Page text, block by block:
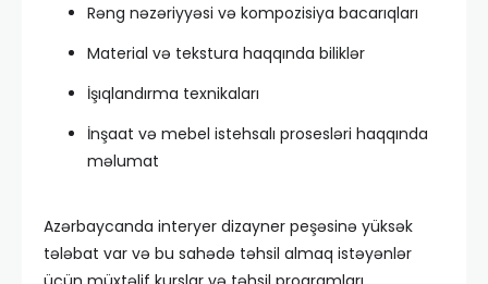
Rəng nəzəriyyəsi və kompozisiya bacarıqları
Material və tekstura haqqında biliklər
İşıqlandırma texnikaları
İnşaat və mebel istehsalı prosesləri haqqında
məlumat
Azərbaycanda interyer dizayner peşəsinə yüksək
tələbat var və bu sahədə təhsil almaq istəyənlər